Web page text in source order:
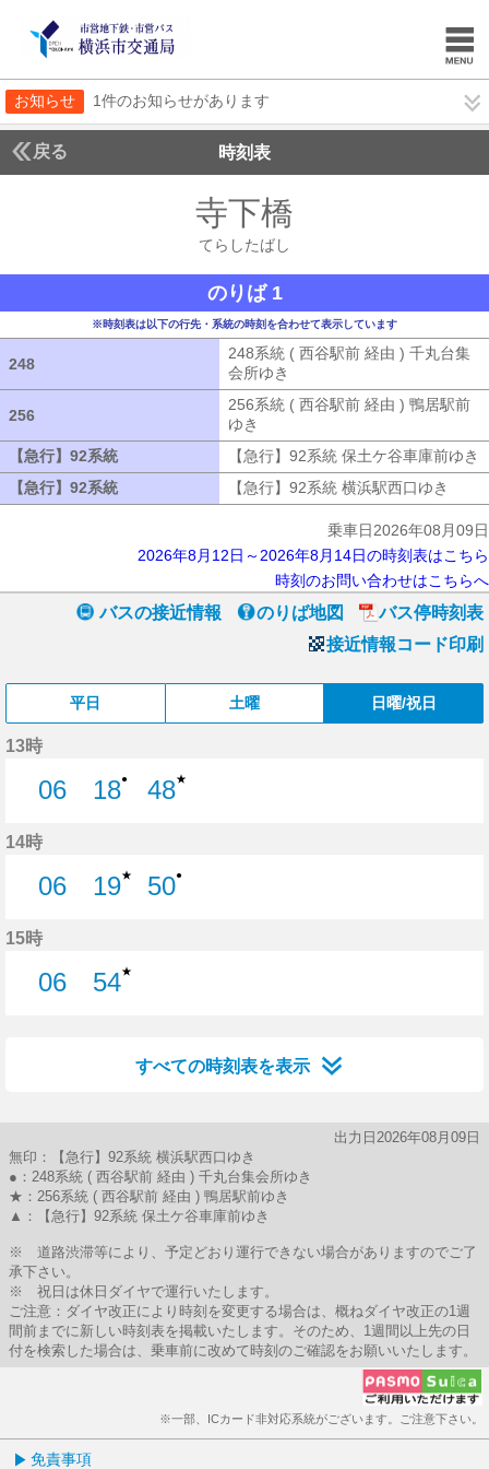
お知らせ 1件のお知らせがあります
戻る 時刻表
寺下橋
てらしたばし
のりば 1
※時刻表は以下の行先・系統の時刻を合わせて表示しています
248
248系統 ( 西谷駅前 経由 ) 千丸台集
会所ゆき
256
256系統 ( 西谷駅前 経由 ) 鴨居駅前
ゆき
【急行】92系統
【急行】92系統 保土ケ谷車庫前ゆき
【急行】92系統
【急行】92系統 横浜駅西口ゆき
乗車日2026年08月09日
2026年8月12日～2026年8月14日の時刻表はこちら
時刻のお問い合わせはこちらへ
バスの接近情報 のりば地図
バス停時刻表
接近情報コード印刷
平日 土曜 日曜/祝日
13時
06
18●
48★
14時
06
19★
50●
15時
06
54★
すべての時刻表を表示
出力日2026年08月09日
無印：【急行】92系統 横浜駅西口ゆき
●：248系統 ( 西谷駅前 経由 ) 千丸台集会所ゆき
★：256系統 ( 西谷駅前 経由 ) 鴨居駅前ゆき
▲：【急行】92系統 保土ケ谷車庫前ゆき
※ 道路渋滞等により、予定どおり運行できない場合がありますのでご了
承下さい。
※ 祝日は休日ダイヤで運行いたします。
ご注意：ダイヤ改正により時刻を変更する場合は、概ねダイヤ改正の1週
間前までに新しい時刻表を掲載いたします。そのため、1週間以上先の日
付を検索した場合は、乗車前に改めて時刻のご確認をお願いいたします。
※一部、ICカード非対応系統がございます。ご注意下さい。
免責事項